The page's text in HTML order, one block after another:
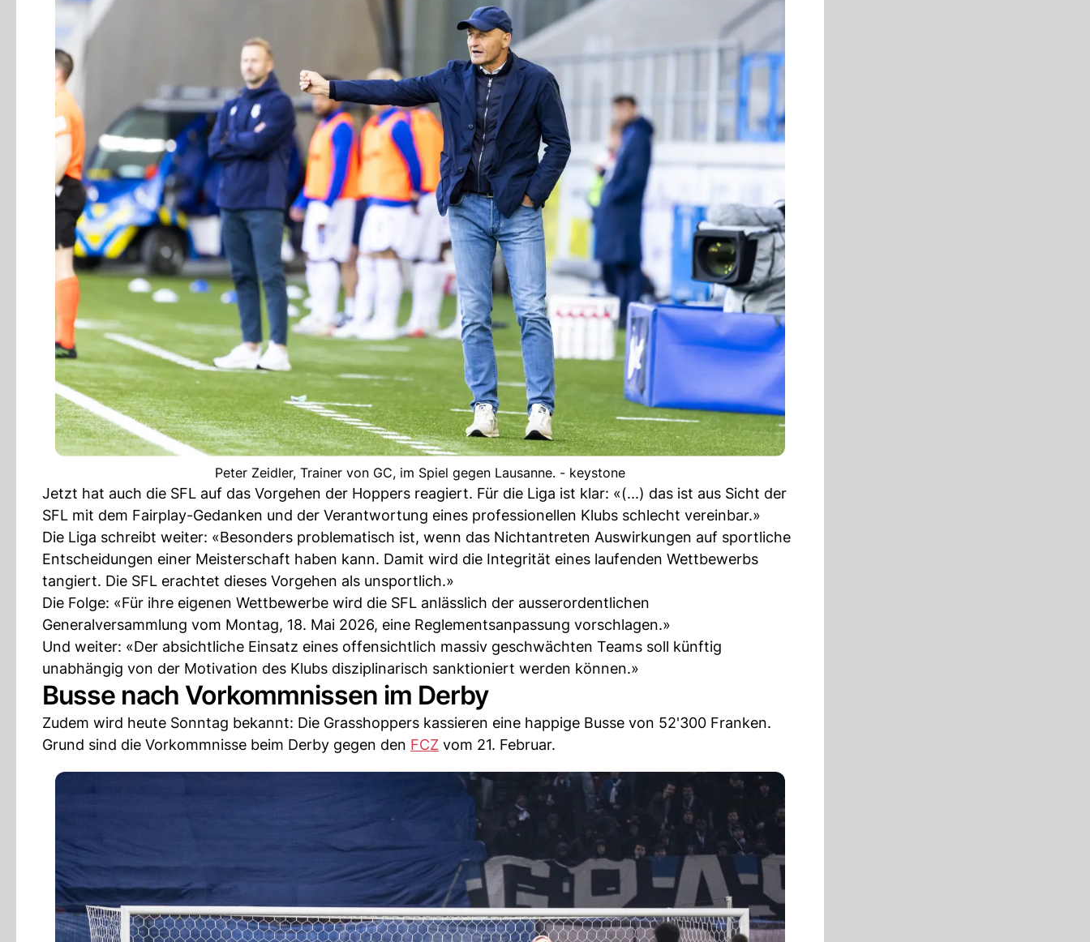
Peter Zeidler, Trainer von GC, im Spiel gegen Lausanne. - keystone
Jetzt hat auch die SFL auf das Vorgehen der Hoppers reagiert. Für die Liga ist klar: «(...) das ist aus Sicht der
SFL mit dem Fairplay-Gedanken und der Verantwortung eines professionellen Klubs schlecht vereinbar.»
Die Liga schreibt weiter: «Besonders problematisch ist, wenn das Nichtantreten Auswirkungen auf sportliche
Entscheidungen einer Meisterschaft haben kann. Damit wird die Integrität eines laufenden Wettbewerbs
tangiert. Die SFL erachtet dieses Vorgehen als unsportlich.»
Die Folge: «Für ihre eigenen Wettbewerbe wird die SFL anlässlich der ausserordentlichen
Generalversammlung vom Montag, 18. Mai 2026, eine Reglementsanpassung vorschlagen.»
Und weiter: «Der absichtliche Einsatz eines offensichtlich massiv geschwächten Teams soll künftig
unabhängig von der Motivation des Klubs disziplinarisch sanktioniert werden können.»
Busse nach Vorkommnissen im Derby
Zudem wird heute Sonntag bekannt: Die Grasshoppers kassieren eine happige Busse von 52'300 Franken.
Grund sind die Vorkommnisse beim Derby gegen den FCZ vom 21. Februar.